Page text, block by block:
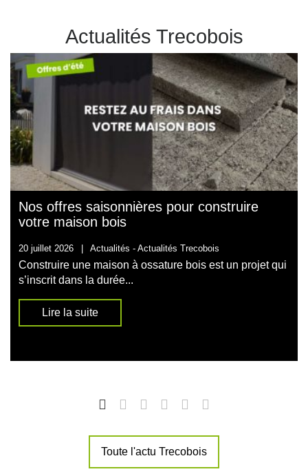
Actualités Trecobois
Nos offres saisonnières pour construire
votre maison bois
20 juillet 2026 | Actualités - Actualités Trecobois
Construire une maison à ossature bois est un projet qui
s’inscrit dans la durée...
Lire la suite
Toute l'actu Trecobois